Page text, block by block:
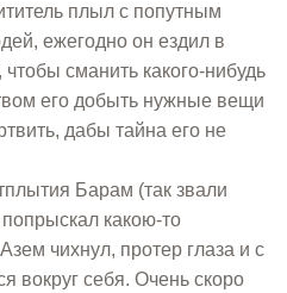
плыл с попутным
ежегодно он ездил в
сманить какого-нибудь
его добыть нужные вещи
дабы тайна его не
Барам (так звали
какою-то
чихнул, протер глаза и с
вокруг себя. Очень скоро